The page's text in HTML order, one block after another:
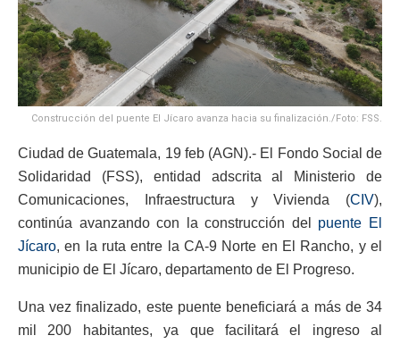
Construcción del puente El Jícaro avanza hacia su finalización./Foto: FSS.
Ciudad de Guatemala, 19 feb (AGN).- El Fondo Social de
Solidaridad (FSS), entidad adscrita al Ministerio de
Comunicaciones, Infraestructura y Vivienda (CIV),
continúa avanzando con la construcción del
puente El
Jícaro, en la ruta entre la CA-9 Norte en El Rancho, y el
municipio de El Jícaro, departamento de El Progreso.
Una vez finalizado, este puente beneficiará a más de 34
mil 200 habitantes, ya que facilitará el ingreso al